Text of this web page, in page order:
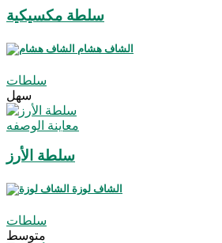
سلطة مكسيكية
الشاف هشام
سلطات
سهل
معاينة الوصفه
سلطة الأرز
الشاف لوزة
سلطات
متوسط